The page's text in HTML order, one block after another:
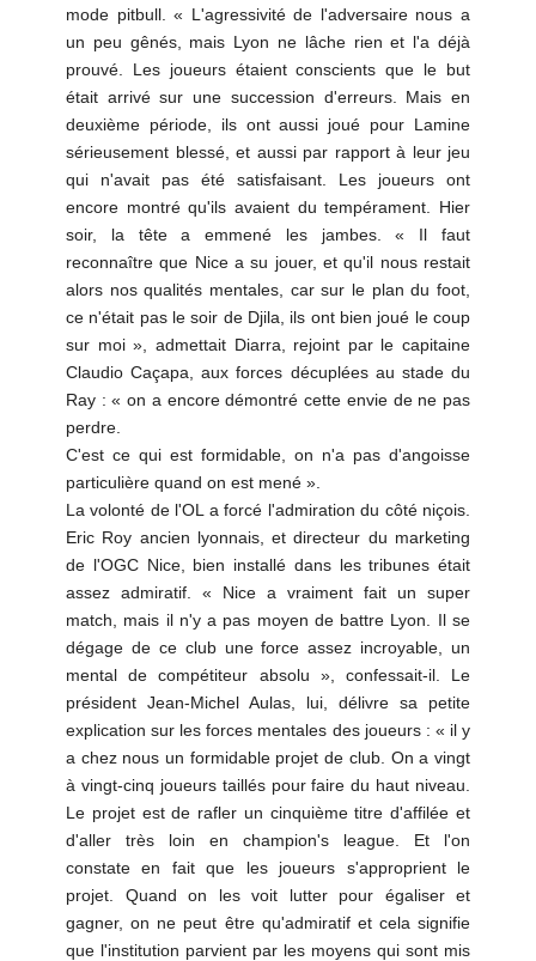
mode pitbull. « L'agressivité de l'adversaire nous a
un peu gênés, mais Lyon ne lâche rien et l'a déjà
prouvé. Les joueurs étaient conscients que le but
était arrivé sur une succession d'erreurs. Mais en
deuxième période, ils ont aussi joué pour Lamine
sérieusement blessé, et aussi par rapport à leur jeu
qui n'avait pas été satisfaisant. Les joueurs ont
encore montré qu'ils avaient du tempérament. Hier
soir, la tête a emmené les jambes. « Il faut
reconnaître que Nice a su jouer, et qu'il nous restait
alors nos qualités mentales, car sur le plan du foot,
ce n'était pas le soir de Djila, ils ont bien joué le coup
sur moi », admettait Diarra, rejoint par le capitaine
Claudio Caçapa, aux forces décuplées au stade du
Ray : « on a encore démontré cette envie de ne pas
perdre.
C'est ce qui est formidable, on n'a pas d'angoisse
particulière quand on est mené ».
La volonté de l'OL a forcé l'admiration du côté niçois.
Eric Roy ancien lyonnais, et directeur du marketing
de l'OGC Nice, bien installé dans les tribunes était
assez admiratif. « Nice a vraiment fait un super
match, mais il n'y a pas moyen de battre Lyon. Il se
dégage de ce club une force assez incroyable, un
mental de compétiteur absolu », confessait-il. Le
président Jean-Michel Aulas, lui, délivre sa petite
explication sur les forces mentales des joueurs : « il y
a chez nous un formidable projet de club. On a vingt
à vingt-cinq joueurs taillés pour faire du haut niveau.
Le projet est de rafler un cinquième titre d'affilée et
d'aller très loin en champion's league. Et l'on
constate en fait que les joueurs s'approprient le
projet. Quand on les voit lutter pour égaliser et
gagner, on ne peut être qu'admiratif et cela signifie
que l'institution parvient par les moyens qui sont mis